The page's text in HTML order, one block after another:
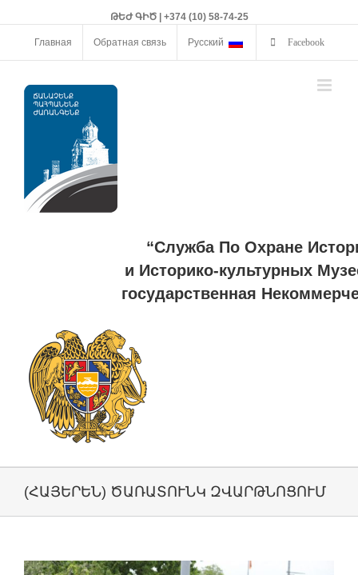
ԹԵԺ ԳԻԾ | +374 (10) 58-74-25
Главная Обратная связь Русский Facebook
“Служба По Охране
и Историко-культурных
государственная
(ՀԱՅԵՐԵՆ) ԾԱՌԱՏՈՒՆԿ ԶՎԱՐԹՆՈՑՈՒՄ
View